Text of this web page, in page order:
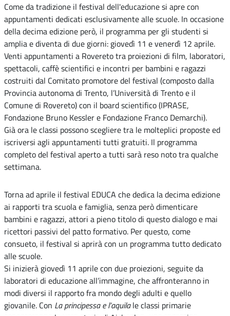
Come da tradizione il festival dell'educazione si apre con
appuntamenti dedicati esclusivamente alle scuole. In occasione
della decima edizione però, il programma per gli studenti si
amplia e diventa di due giorni: giovedì 11 e venerdì 12 aprile.
Venti appuntamenti a Rovereto tra proiezioni di film, laboratori,
spettacoli, caffè scientifici e incontri per bambini e ragazzi
costruiti dal Comitato promotore del festival (composto dalla
Provincia autonoma di Trento, l’Università di Trento e il
Comune di Rovereto) con il board scientifico (IPRASE,
Fondazione Bruno Kessler e Fondazione Franco Demarchi).
Già ora le classi possono scegliere tra le molteplici proposte ed
iscriversi agli appuntamenti tutti gratuiti. Il programma
completo del festival aperto a tutti sarà reso noto tra qualche
settimana.
Torna ad aprile il festival EDUCA che dedica la decima edizione
ai rapporti tra scuola e famiglia, senza però dimenticare
bambini e ragazzi, attori a pieno titolo di questo dialogo e mai
ricettori passivi del patto formativo. Per questo, come
consueto, il festival si aprirà con un programma tutto dedicato
alle scuole.
Si inizierà giovedì 11 aprile con due proiezioni, seguite da
laboratori di educazione all’immagine, che affronteranno in
modi diversi il rapporto fra mondo degli adulti e quello
giovanile. Con La principessa e l’aquilale classi primarie